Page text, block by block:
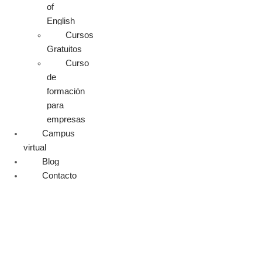
of
English
Cursos
Gratuitos
Curso
de
formación
para
empresas
Campus
virtual
Blog
Contacto